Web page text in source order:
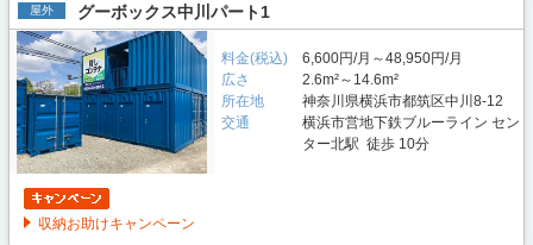
屋外 グーボックス中川パート1
料金(税込)
6,600円/月～48,950円/月
広さ
2.6m²～14.6m²
所在地
神奈川県横浜市都筑区中川8-12
交通
横浜市営地下鉄ブルーライン セン
ター北駅 徒歩 10分
収納お助けキャンペーン